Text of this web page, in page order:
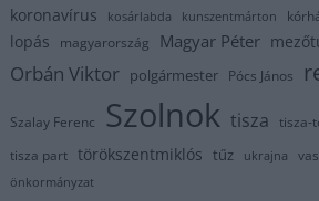
koronavírus kosárlabda kunszentmárton
lopás magyarország Magyar Péter
Orbán Viktor polgármester Pócs János
Szalay Ferenc Szolnok tisza tisza-
tisza part törökszentmiklós tűz ukrajna
önkormányzat